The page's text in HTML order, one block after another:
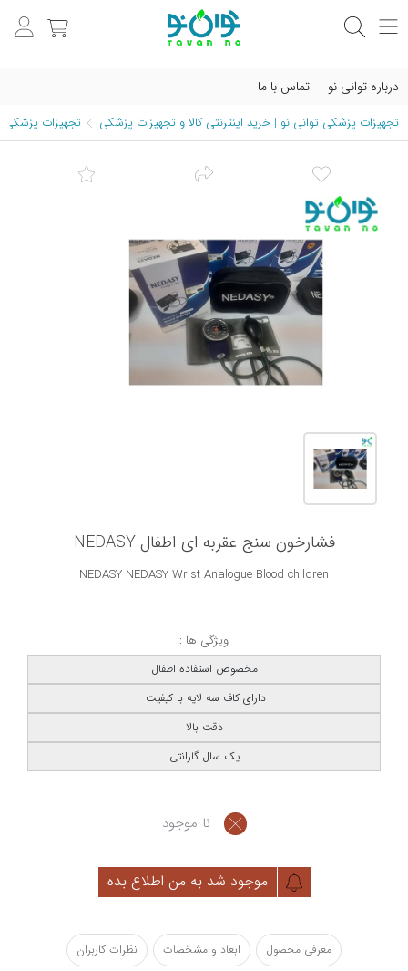
درباره توانی نو تماس با ما
تجهیزات پزشکی توانی نو | خرید اینترنتی کالا و تجهیزات پزشکی تجهیزات پزشکی
فشارخون سنج عقربه ای اطفال NEDASY
NEDASY NEDASY Wrist Analogue Blood children
ویژگی ها :
مخصوص استفاده اطفال
دارای کاف سه لایه با کیفیت
دقت بالا
یک سال گارانتی
نا موجود
موجود شد به من اطلاع بده
معرفی محصول ابعاد و مشخصات نظرات کاربران